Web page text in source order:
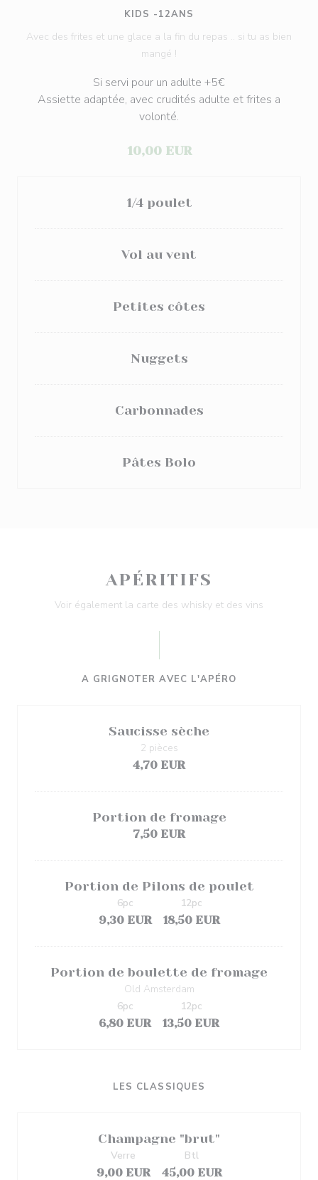
KIDS -12ANS
Avec des frites et une glace a la fin du repas .. si tu as bien
mangé !
Si servi pour un adulte +5€
Assiette adaptée, avec crudités adulte et frites a
volonté.
10,00 EUR
1/4 poulet
Vol au vent
Petites côtes
Nuggets
Carbonnades
Pâtes Bolo
APÉRITIFS
Voir également la carte des whisky et des vins
A GRIGNOTER AVEC L'APÉRO
Saucisse sèche
2 pièces
4,70 EUR
Portion de fromage
7,50 EUR
Portion de Pilons de poulet
9,30 EUR
6pc
18,50 EUR
12pc
Portion de boulette de fromage
Old Amsterdam
6,80 EUR
6pc
13,50 EUR
12pc
LES CLASSIQUES
Champagne "brut"
9,00 EUR
Verre
45,00 EUR
Btl